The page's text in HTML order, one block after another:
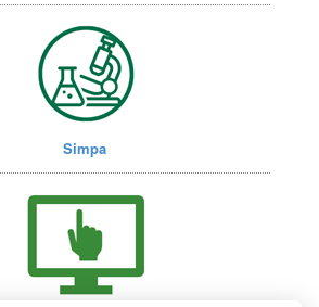
Simpa